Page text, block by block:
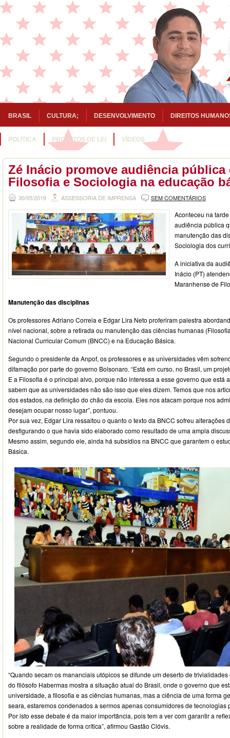
BRASIL CULTURA; DESENVOLVIMENTO DIREITOS
POLITICA PROJETOS DE LEI VÍDEOS
Zé Inácio promove audiência pública
Filosofia e Sociologia na educação
30/05/2019 ASSESSORIA DE IMPRENSA SEM COMENTÁRIOS
Aconteceu na
audiência pública
manutenção das
Sociologia dos
A iniciativa da
Inácio (PT)
Maranhense de
Manutenção das disciplinas
Os professores Adriano Correia e Edgar Lira Neto proferiram palestra
nível nacional, sobre a retirada ou manutenção das ciências humanas
Nacional Curricular Comum (BNCC) e na Educação Básica.
Segundo o presidente da Anpof, os professores e as universidades vêm
difamação por parte do governo Bolsonaro. “Está em curso, no Brasil, um
E a Filosofia é o principal alvo, porque não interessa a esse governo que está
sabem que as universidades não são isso que eles dizem. Temos que nos
dos estados, na definição do chão da escola. Eles nos atacam porque nos
desejam ocupar nosso lugar”, pontuou.
Por sua vez, Edgar Lira ressaltou o quanto o texto da BNCC sofreu alterações
desfigurando o que havia sido elaborado como resultado de uma ampla
Mesmo assim, segundo ele, ainda há subsídios na BNCC que garantem o
Básica.
“Quando secam os mananciais utópicos se difunde um deserto de
do filósofo Habermas mostra a situação atual do Brasil, onde o governo que
universidade, a filosofia e as ciências humanas, mas a ciência de uma forma
seara, estaremos condenados a sermos apenas consumidores de tecnologias
Por isto esse debate é da maior importância, pois tem a ver com garantir a
sobre a realidade de forma crítica”, afirmou Gastão Clóvis.